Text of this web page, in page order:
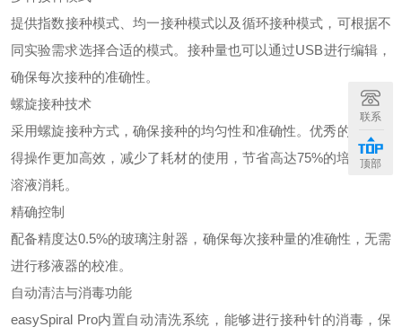
提供指数接种模式、均一接种模式以及循环接种模式，可根据不
同实验需求选择合适的模式。接种量也可以通过USB进行编辑，
确保每次接种的准确性。
螺旋接种技术
采用螺旋接种方式，确保接种的均匀性和准确性。优秀的技术使
得操作更加高效，减少了耗材的使用，节省高达75%的培养皿和
溶液消耗。
精确控制
配备精度达0.5%的玻璃注射器，确保每次接种量的准确性，无需
进行移液器的校准。
自动清洁与消毒功能
easySpiral Pro内置自动清洗系统，能够进行接种针的消毒，保
联系
顶部